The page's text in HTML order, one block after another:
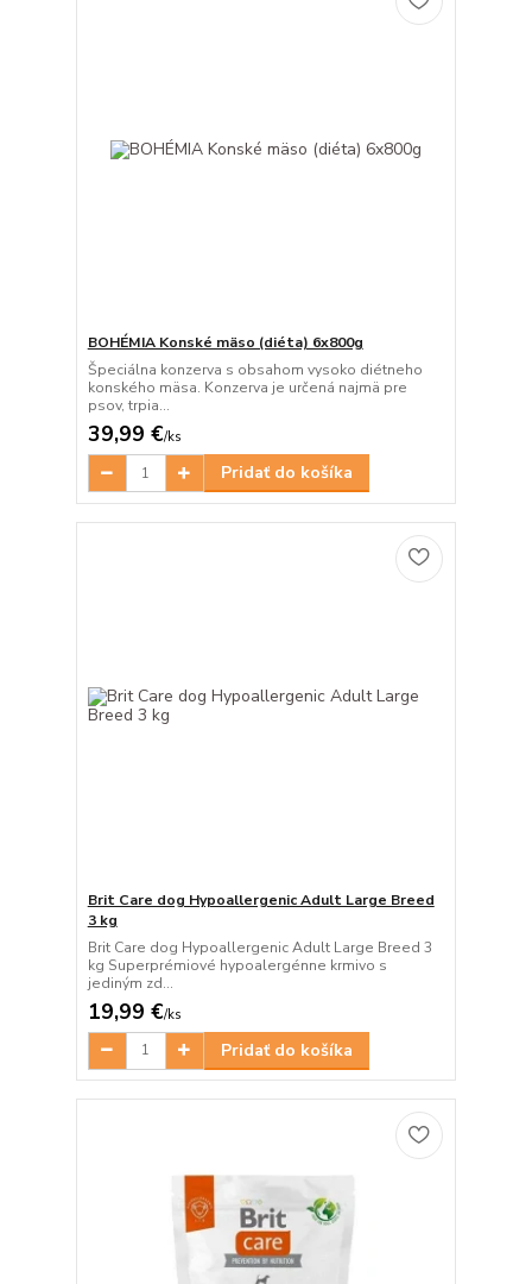
BOHÉMIA Konské mäso (diéta) 6x800g
Špeciálna konzerva s obsahom vysoko diétneho
konského mäsa. Konzerva je určená najmä pre
psov, trpia...
39,99 €/ks
Pridať do košíka
Brit Care dog Hypoallergenic Adult Large Breed
3 kg
Brit Care dog Hypoallergenic Adult Large Breed 3
kg Superprémiové hypoalergénne krmivo s
jediným zd...
19,99 €/ks
Pridať do košíka